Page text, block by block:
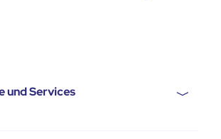
und Services